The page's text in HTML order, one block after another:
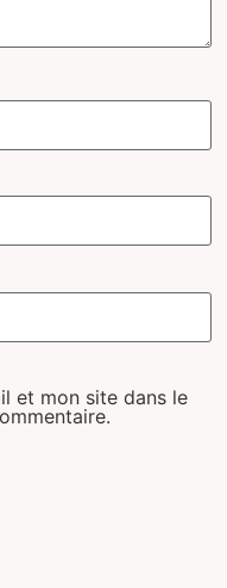
et mon site dans le